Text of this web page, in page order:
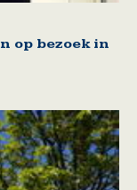
op bezoek in